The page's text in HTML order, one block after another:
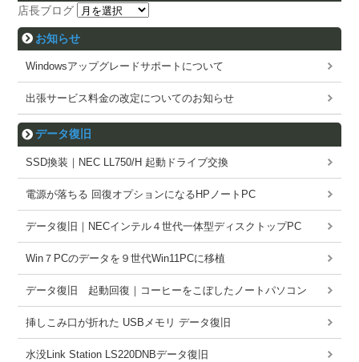
店長ブログ
お知らせ
Windowsアップグレードサポートについて
出張サービス料金の改定についてのお知らせ
データ復旧
SSD換装｜NEC LL750/H 起動ドライブ交換
電源が落ちる 回復オプションになるHPノートPC
データ復旧｜NECインテル４世代一体型ディスクトップPC
Win７PCのデータを９世代Win11PCに移植
データ復旧 起動回復｜コーヒーをこぼしたノートパソコン
挿しこみ口が折れた USBメモリ データ復旧
水没Link Station LS220DNBデータ復旧